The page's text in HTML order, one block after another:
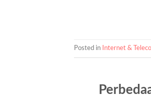
Posted in Internet &